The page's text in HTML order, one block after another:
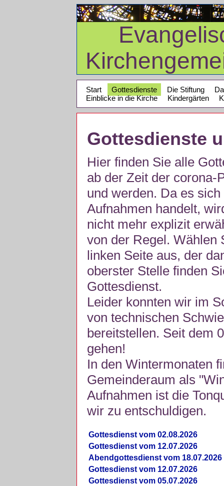
Start Gottesdienste Die Stiftung
Einblicke in die Kirche
Kindergärten
Gottesdienste
Hier finden Sie alle
ab der Zeit der corona-
und werden. Da es
Aufnahmen handelt,
nicht mehr explizit
von der Regel. Wählen
linken Seite aus, der
oberster Stelle finden
Gottesdienst.
Leider konnten wir im
von technischen
bereitstellen. Seit dem
gehen!
In den Wintermonaten
Gemeinderaum als
Aufnahmen ist die
wir zu entschuldigen.
Gottesdienst vom 02.08.2026
Gottesdienst vom 12.07.2026
Abendgottesdienst vom 18.07.2026
Gottesdienst vom 12.07.2026
Gottesdienst vom 05.07.2026